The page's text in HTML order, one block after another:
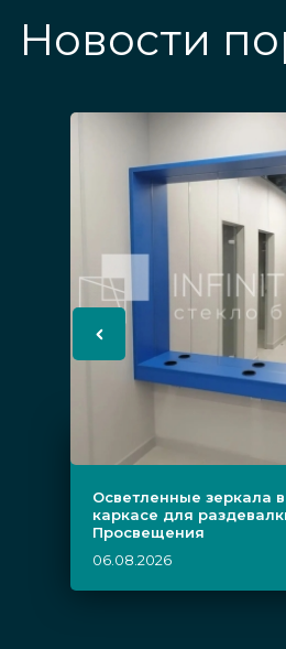
Новости
Осветленные зеркала
каркасе для
Просвещения
06.08.2026